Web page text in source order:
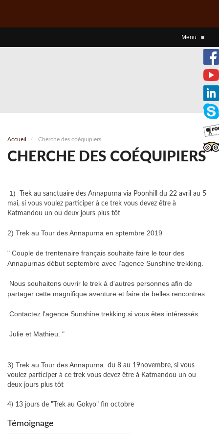
Menu ≡
Accueil Cherche des coéquipiers
CHERCHE DES COÉQUIPIERS
1)
Trek au sanctuaire des Annapurna via Poonhill du 22 avril au 5
mai, si vous voulez participer à ce trek vous devez être à
Katmandou un ou deux jours plus tôt
2) Trek au Tour des Annapurna en sptembre 2019
" Couple de trentenaire français souhaite faire le tour des
Annapurnas début septembre avec l'agence Sunshine trekking.
Nous souhaitons ouvrir le trek à d'autres personnes afin de
partager cette magnifique aventure et faire de belles rencontres.
Contactez l'agence Sunshine trekking si vous êtes intéressés.
Julie et Mathieu. "
3) Trek au Tour des Annapurna
du 8 au 19novembre, si vous
voulez participer à ce trek vous devez être à Katmandou un ou
deux jours plus tôt
4) 13 jours de "Trek au Gokyo" fin octobre
Témoignage